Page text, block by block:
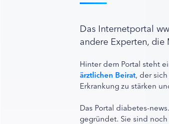
Das Internetportal
andere Experten,
Hinter dem Portal steht
ärztlichen Beirat, der
Erkrankung zu stärken
Das Portal diabetes-
gegründet. Sie sind